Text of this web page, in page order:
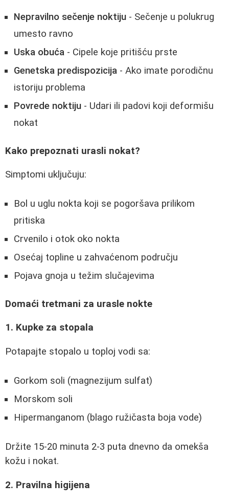
Nepravilno sečenje noktiju - Sečenje u polukrug
umesto ravno
Uska obuća - Cipele koje pritišću prste
Genetska predispozicija - Ako imate porodičnu
istoriju problema
Povrede noktiju - Udari ili padovi koji deformišu
nokat
Kako prepoznati urasli nokat?
Simptomi uključuju:
Bol u uglu nokta koji se pogoršava prilikom
pritiska
Crvenilo i otok oko nokta
Osećaj topline u zahvaćenom području
Pojava gnoja u težim slučajevima
Domaći tretmani za urasle nokte
1. Kupke za stopala
Potapajte stopalo u toploj vodi sa:
Gorkom soli (magnezijum sulfat)
Morskom soli
Hipermanganom (blago ružičasta boja vode)
Držite 15-20 minuta 2-3 puta dnevno da omekša
kožu i nokat.
2. Pravilna higijena